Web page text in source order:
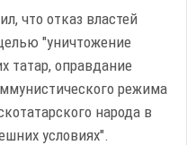
что отказ властей
"уничтожение
татар, оправдание
режима
народа в
условиях".